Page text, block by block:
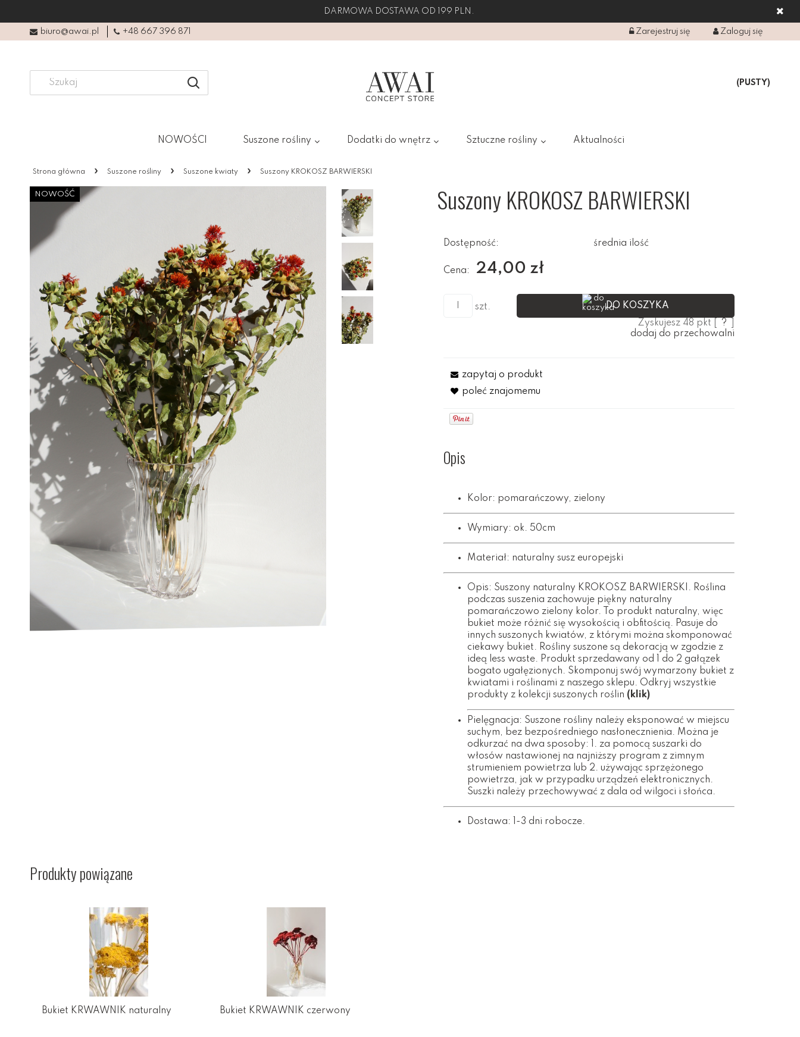
DARMOWA DOSTAWA OD 199 PLN.
biuro@awai.pl +48 667 396 871 Zarejestruj się Zaloguj się
(PUSTY)
NOWOŚCI Suszone rośliny Dodatki do wnętrz Sztuczne rośliny Aktualności
Strona główna » Suszone rośliny » Suszone kwiaty » Suszony KROKOSZ BARWIERSKI
Suszony KROKOSZ BARWIERSKI
NOWOŚĆ
Dostępność: średnia ilość
Cena: 24,00 zł
szt.
DO KOSZYKA
Zyskujesz 48 pkt [ ?
dodaj do przechowalni
zapytaj o produkt
poleć znajomemu
Opis
Kolor: pomarańczowy, zielony
Wymiary: ok. 50cm
Materiał: naturalny susz europejski
Opis: Suszony naturalny KROKOSZ BARWIERSKI. Roślina
podczas suszenia zachowuje piękny naturalny
pomarańczowo zielony kolor. To produkt naturalny, więc
bukiet może różnić się wysokością i obfitością. Pasuje do
innych suszonych kwiatów, z którymi można skomponować
ciekawy bukiet. Rośliny suszone są dekoracją w zgodzie z
ideą less waste. Produkt sprzedawany od 1 do 2 gałązek
bogato ugałęzionych. Skomponuj swój wymarzony bukiet z
kwiatami i roślinami z naszego sklepu. Odkryj wszystkie
produkty z kolekcji suszonych roślin (klik)
Pielęgnacja: Suszone rośliny należy eksponować w miejscu
suchym, bez bezpośredniego nasłonecznienia. Można je
odkurzać na dwa sposoby: 1. za pomocą suszarki do
włosów nastawionej na najniższy program z zimnym
strumieniem powietrza lub 2. używając sprzężonego
powietrza, jak w przypadku urządzeń elektronicznych.
Suszki należy przechowywać z dala od wilgoci i słońca.
Dostawa: 1-3 dni robocze.
Produkty powiązane
Bukiet KRWAWNIK naturalny Bukiet KRWAWNIK czerwony